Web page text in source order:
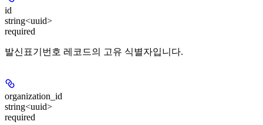
id
string<uuid>
required
발신표기번호 레코드의 고유 식별자입니다.
organization_id
string<uuid>
required